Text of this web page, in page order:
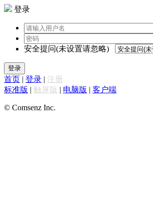
登录
安全提问(未设置请忽略)
登录
首页 | 登录 | 注册
标准版 | 触屏版 | 电脑版 | 客户端
© Comsenz Inc.